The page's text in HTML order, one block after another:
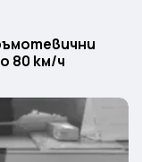
80 км/ч